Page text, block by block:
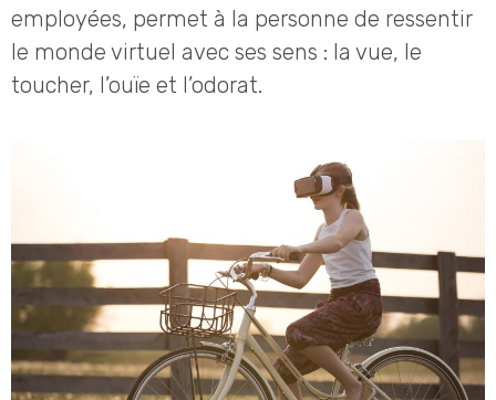
employées, permet à la personne de ressentir
le monde virtuel avec ses sens : la vue, le
toucher, l’ouïe et l’odorat.